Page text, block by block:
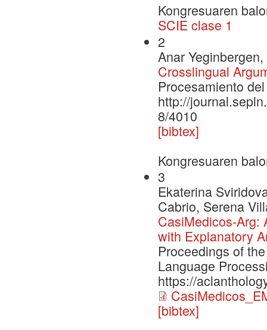
Kongresuaren
SCIE clase 1
2
Anar
Crosslingual
Procesamiento
http://
8/4010
[bibtex]
Kongresuaren
3
Ekaterina
Cabrio, Serena
CasiMedicos-Arg:
with Explanatory
Proceedings of
Language
https://
[bibtex]